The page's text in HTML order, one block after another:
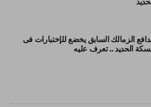
الزمالك السابق يخضع للإختبارات فى
الحديد .. تعرف عليه